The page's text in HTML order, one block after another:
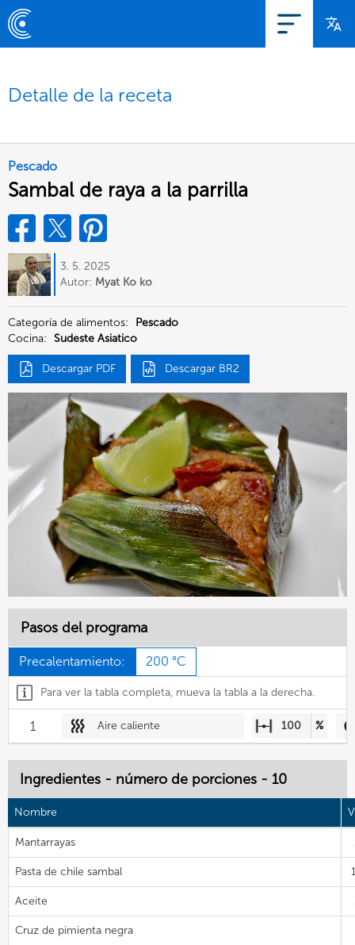
Detalle de la receta
Pescado
Sambal de raya a la parrilla
3. 5. 2025
Autor: Myat Ko ko
Categoría de alimentos:
Pescado
Cocina: Sudeste Asiatico
Descargar PDF Descargar BR2
Pasos del programa
Precalentamiento: 200 °C
Para ver la tabla completa, mueva la tabla a la derecha.
1 Aire caliente 100 %
Ingredientes - número de porciones - 10
Nombre
Mantarrayas
Pasta de chile sambal
Aceite
Cruz de pimienta negra